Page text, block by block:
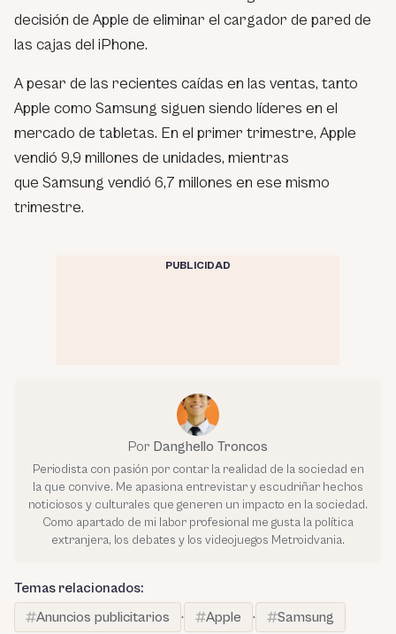
decisión de Apple de eliminar el cargador de pared de
las cajas del iPhone.
A pesar de las recientes caídas en las ventas, tanto
Apple como Samsung siguen siendo líderes en el
mercado de tabletas. En el primer trimestre, Apple
vendió 9,9 millones de unidades, mientras
que Samsung vendió 6,7 millones en ese mismo
trimestre.
PUBLICIDAD
Por Danghello Troncos
Periodista con pasión por contar la realidad de la sociedad en
la que convive. Me apasiona entrevistar y escudriñar hechos
noticiosos y culturales que generen un impacto en la sociedad.
Como apartado de mi labor profesional me gusta la política
extranjera, los debates y los videojuegos Metroidvania.
Temas relacionados:
Anuncios publicitarios
· Apple · Samsung